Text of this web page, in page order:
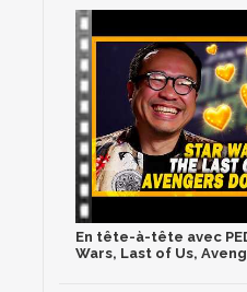
En tête-à-tête avec
Wars, Last of Us,